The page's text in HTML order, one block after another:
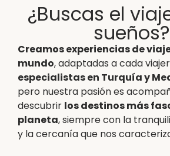
¿Buscas el
sueños?
Creamos experiencias de
mundo, adaptadas a cada
especialistas en Turquía y
pero nuestra pasión es
descubrir los destinos más
planeta, siempre con la
y la cercanía que nos